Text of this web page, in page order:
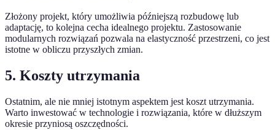
Złożony projekt, który umożliwia późniejszą rozbudowę lub
adaptację, to kolejna cecha idealnego projektu. Zastosowanie
modularnych rozwiązań pozwala na elastyczność przestrzeni, co jest
istotne w obliczu przyszłych zmian.
5. Koszty utrzymania
Ostatnim, ale nie mniej istotnym aspektem jest koszt utrzymania.
Warto inwestować w technologie i rozwiązania, które w dłuższym
okresie przyniosą oszczędności.